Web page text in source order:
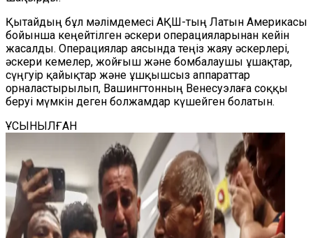
Қытайдың бұл мәлімдемесі АҚШ-тың Латын Америкасы
бойынша кеңейтілген әскери операцияларынан кейін
жасалды. Операциялар аясында теңіз жаяу әскерлері,
әскери кемелер, жойғыш және бомбалаушы ұшақтар,
сүңгуір қайықтар және ұшқышсыз аппараттар
орналастырылып, Вашингтонның Венесуэлаға соққы
беруі мүмкін деген болжамдар күшейген болатын.
ҰСЫНЫЛҒАН